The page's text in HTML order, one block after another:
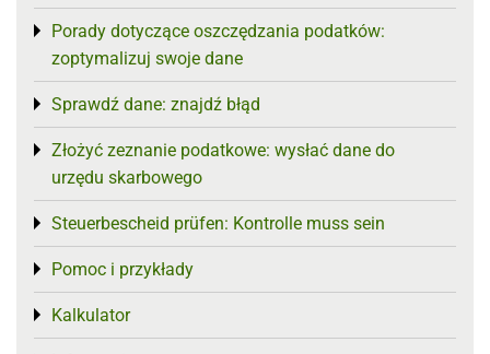
Porady dotyczące oszczędzania podatków:
zoptymalizuj swoje dane
Toggle menu
Sprawdź dane: znajdź błąd
Toggle menu
Złożyć zeznanie podatkowe: wysłać dane do
urzędu skarbowego
Toggle menu
Steuerbescheid prüfen: Kontrolle muss sein
Toggle menu
Pomoc i przykłady
Toggle menu
Kalkulator
Toggle menu